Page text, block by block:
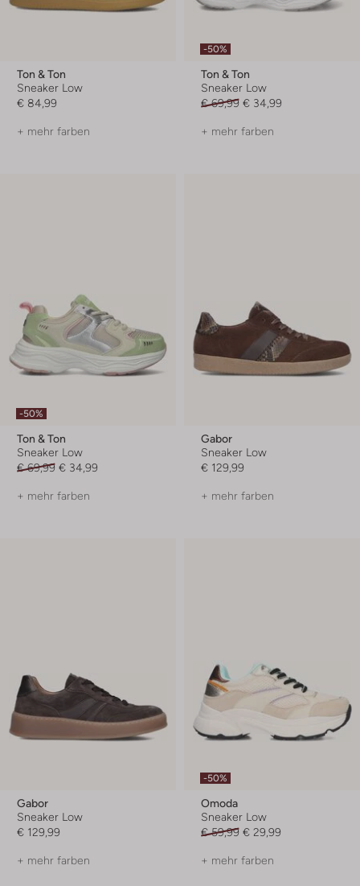
Ton & Ton
Sneaker Low
€ 84,99
+ mehr farben
-50%
Ton & Ton
Sneaker Low
€ 69,99 € 34,99
+ mehr farben
-50%
Ton & Ton
Sneaker Low
€ 69,99 € 34,99
+ mehr farben
Gabor
Sneaker Low
€ 129,99
+ mehr farben
Gabor
Sneaker Low
€ 129,99
+ mehr farben
-50%
Omoda
Sneaker Low
€ 59,99 € 29,99
+ mehr farben